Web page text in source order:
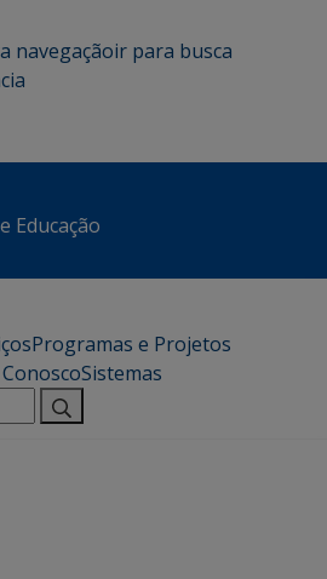
navegaçãoir para busca
Educação
Programas e Projetos
Sistemas